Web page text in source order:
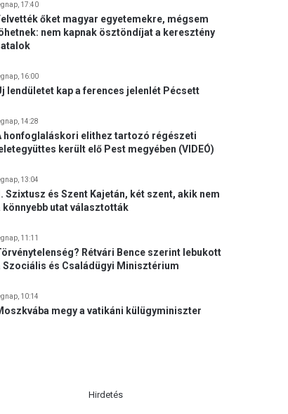
17:40
őket magyar egyetemekre, mégsem
nem kapnak ösztöndíjat a keresztény
16:00
lendületet kap a ferences jelenlét Pécsett
14:28
honfoglaláskori elithez tartozó régészeti
került elő Pest megyében (VIDEÓ)
13:04
II. Szixtusz és Szent Kajetán, két szent, akik nem
könnyebb utat választották
11:11
Rétvári Bence szerint lebukott
Szociális és Családügyi Minisztérium
10:14
megy a vatikáni külügyminiszter
Hirdetés